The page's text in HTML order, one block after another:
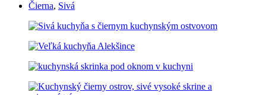
Čierna, Sivá